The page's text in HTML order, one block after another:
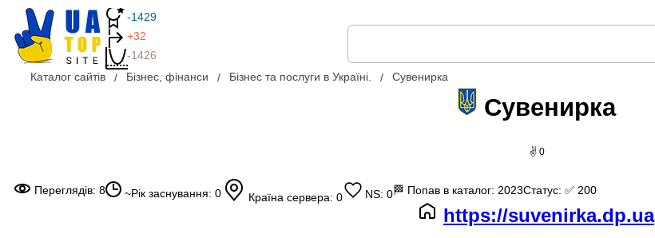
-1429
+32
-1426
Каталог сайтів Бізнес, фінанси Бізнес та послуги в Україні. Сувенирка
Сувенирка
✌ 0
Переглядів: 8 ~Рік заснування: 0 Країна сервера: 0 NS: 0🏁 Попав в каталог: 2023Статус: ✅ 200
https://suvenirka.dp.ua